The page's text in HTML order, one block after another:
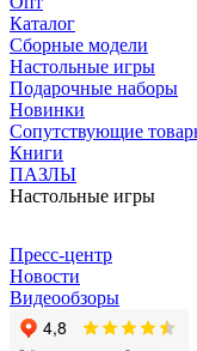
Каталог
Сборные модели
Настольные игры
Подарочные наборы
Новинки
Сопутствующие
Книги
ПАЗЛЫ
Настольные игры
Пресс-центр
Новости
Видеообзоры